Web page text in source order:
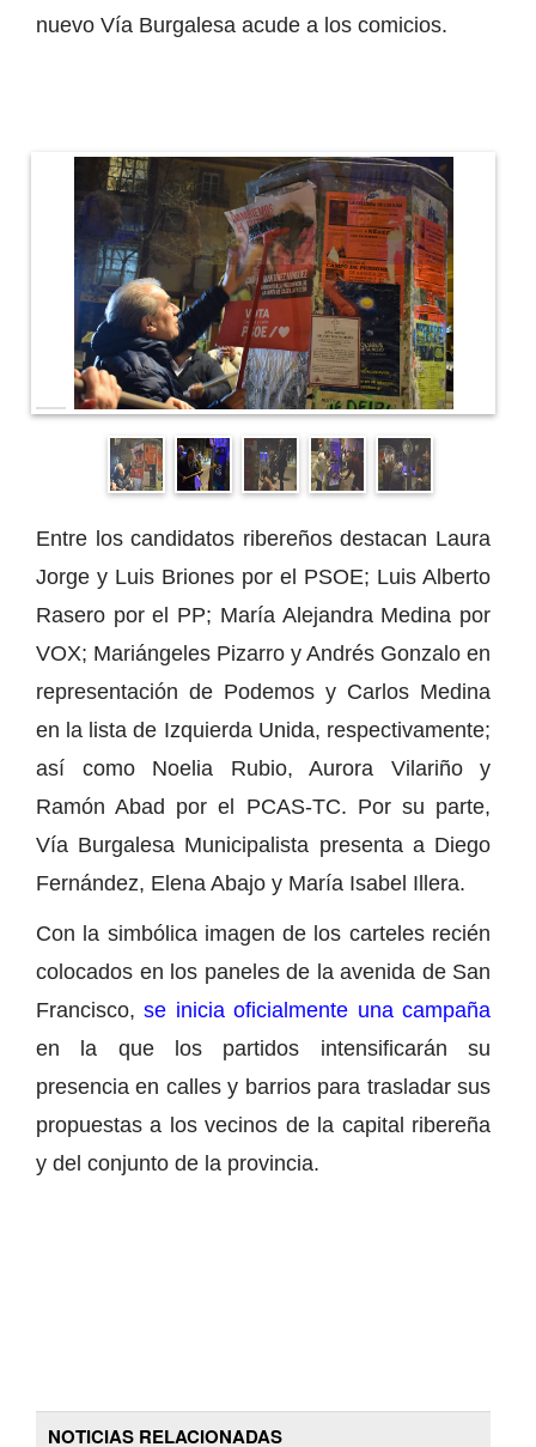
nuevo Vía Burgalesa acude a los comicios.
Entre los candidatos ribereños destacan Laura
Jorge y Luis Briones por el PSOE; Luis Alberto
Rasero por el PP; María Alejandra Medina por
VOX; Mariángeles Pizarro y Andrés Gonzalo en
representación de Podemos y Carlos Medina
en la lista de Izquierda Unida, respectivamente;
así como Noelia Rubio, Aurora Vilariño y
Ramón Abad por el PCAS-TC. Por su parte,
Vía Burgalesa Municipalista presenta a Diego
Fernández, Elena Abajo y María Isabel Illera.
Con la simbólica imagen de los carteles recién
colocados en los paneles de la avenida de San
Francisco, se inicia oficialmente una campaña
en la que los partidos intensificarán su
presencia en calles y barrios para trasladar sus
propuestas a los vecinos de la capital ribereña
y del conjunto de la provincia.
NOTICIAS RELACIONADAS